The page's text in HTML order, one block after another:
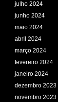
julho 2024
junho 2024
maio 2024
abril 2024
março 2024
fevereiro 2024
janeiro 2024
dezembro 2023
novembro 2023